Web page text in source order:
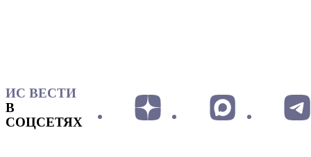
ИС ВЕСТИ
В
СОЦСЕТЯХ